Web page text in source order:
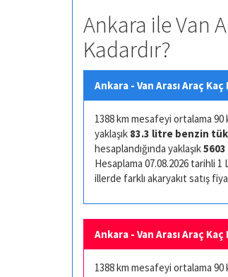
Ankara ile Van
Kadardır?
Ankara - Van Arası Araç
1388 km mesafeyi ortalama 90
yaklaşık 83.3 litre benzin
hesaplandığında yaklaşık5603
Hesaplama 07.08.2026 tarihli 1
illerde farklı akaryakıt satış
Ankara - Van Arası Araç
1388 km mesafeyi ortalama 90